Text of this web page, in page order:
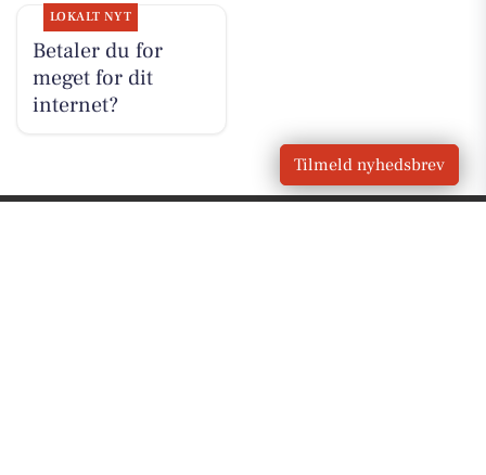
LOKALT NYT
Betaler du for
meget for dit
internet?
Tilmeld nyhedsbrev